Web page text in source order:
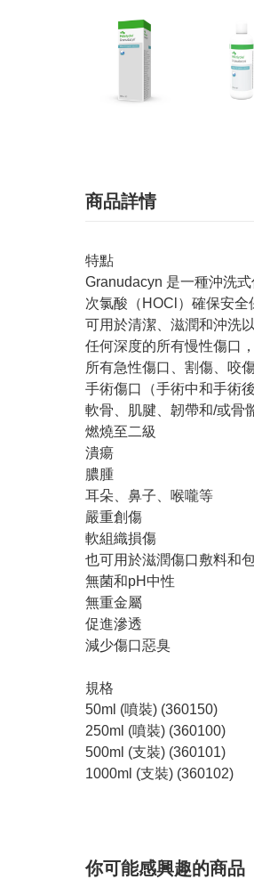
商品詳情
特點
Granudacyn 是一種沖洗
次氯酸（HOCl）確保安
可用於清潔、滋潤和沖洗
任何深度的所有慢性傷口
所有急性傷口、割傷、咬
手術傷口（手術中和手術後
軟骨、肌腱、韌帶和/或骨
燃燒至二級
潰瘍
膿腫
耳朵、鼻子、喉嚨等
嚴重創傷
軟組織損傷
也可用於滋潤傷口敷料和
無菌和pH中性
無重金屬
促進滲透
減少傷口惡臭
規格
50ml (噴裝) (360150)
250ml (噴裝) (360100)
500ml (支裝) (360101)
1000ml (支裝) (360102)
你可能感興趣的商品